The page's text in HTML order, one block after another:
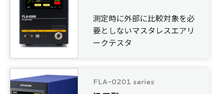
測定時に外部に比較対象を必
要としないマスタレスエアリ
ークテスタ
FLA-0201 series